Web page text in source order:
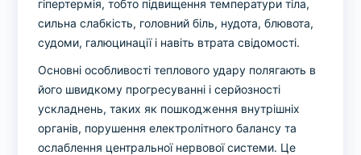
гіпертермія, тобто підвищення температури тіла,
сильна слабкість, головний біль, нудота, блювота,
судоми, галюцинації і навіть втрата свідомості.
Основні особливості теплового удару полягають в
його швидкому прогресуванні і серйозності
ускладнень, таких як пошкодження внутрішніх
органів, порушення електролітного балансу та
ослаблення центральної нервової системи. Це
сайті.